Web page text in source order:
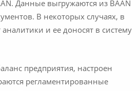
Данные выгружаются из BAAN
В некоторых случаях, в
аналитики и ее доносят в систему
предприятия, настроен
регламентированные